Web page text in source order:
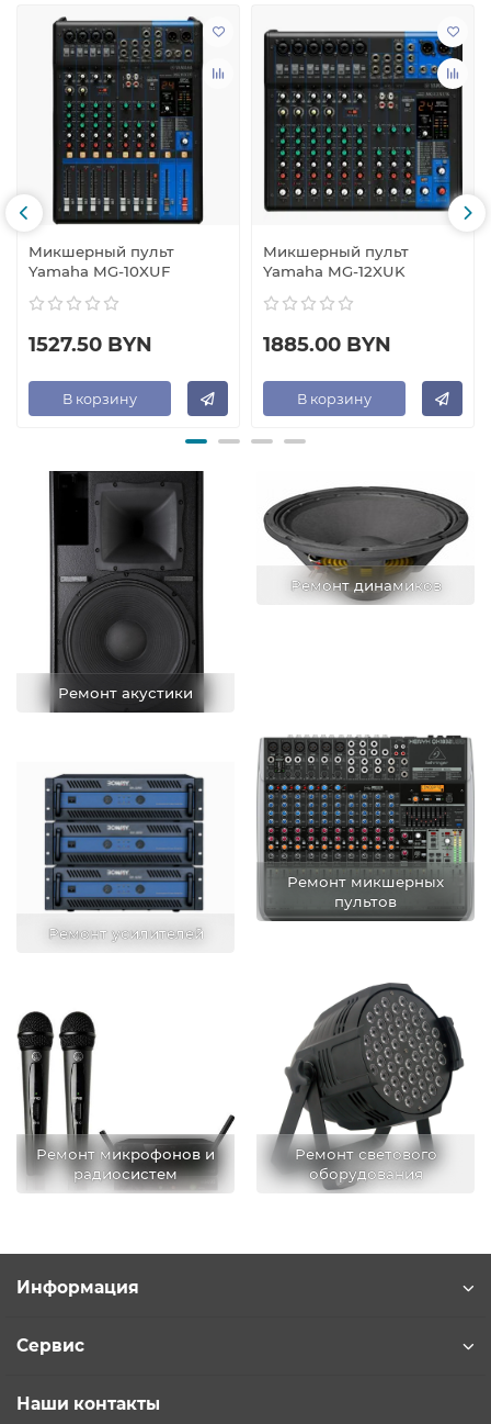
Микшерный пульт
Yamaha MG-10XUF
1527.50 BYN
В корзину
Микшерный пульт
Yamaha MG-12XUK
1885.00 BYN
В корзину
Ремонт акустики
Ремонт динамиков
Ремонт усилителей
Ремонт микшерных
пультов
Ремонт микрофонов и
радиосистем
Ремонт светового
оборудования
Информация
Сервис
Наши контакты